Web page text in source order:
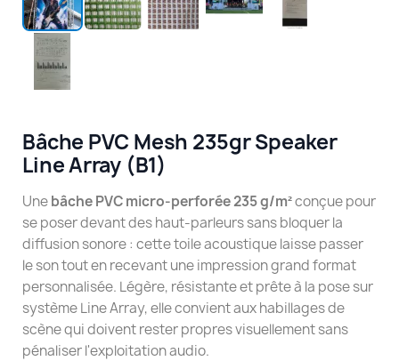
Bâche PVC Mesh 235gr Speaker
Line Array (B1)
Unebâche PVC micro-perforée 235 g/m²conçue pour
se poser devant des haut-parleurs sans bloquer la
diffusion sonore : cette toile acoustique laisse passer
le son tout en recevant une impression grand format
personnalisée. Légère, résistante et prête à la pose sur
système Line Array, elle convient aux habillages de
scène qui doivent rester propres visuellement sans
pénaliser l'exploitation audio.